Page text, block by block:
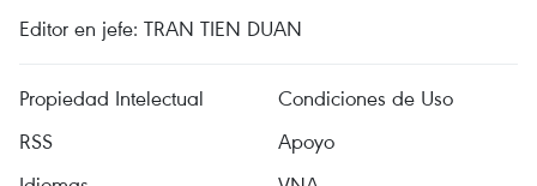
Editor en jefe: TRAN TIEN DUAN
Propiedad Intelectual
Condiciones de Uso
RSS
Apoyo